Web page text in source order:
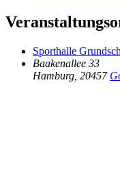
Sporthalle
Baakenallee 33
Hamburg 20457